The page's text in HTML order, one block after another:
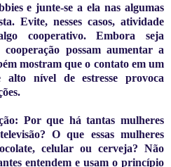
e junte-se a ela nas algumas
Evite, nesses casos, atividade
cooperativo. Embora seja
possam aumentar a
mostram que o contato em um
alto nível de estresse provoca
Por que há tantas mulheres
O que essas mulheres
celular ou cerveja? Não
entendem e usam o princípio